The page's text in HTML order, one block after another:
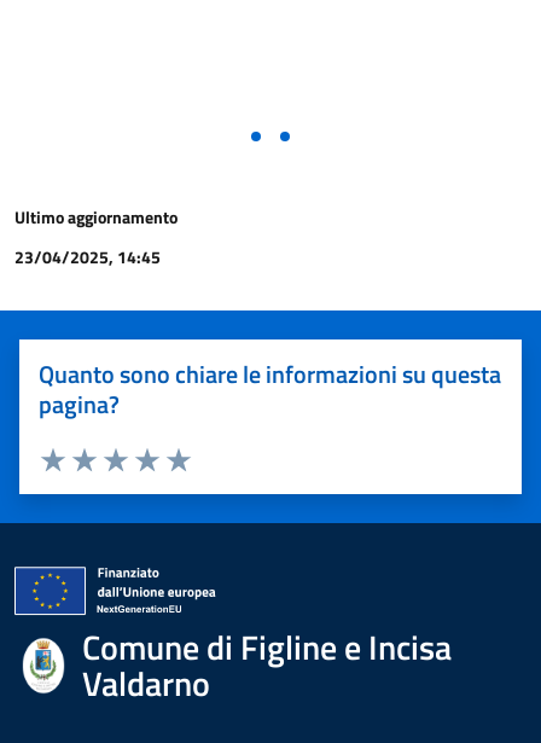
Ultimo aggiornamento
23/04/2025, 14:45
Quanto sono chiare le informazioni su questa
pagina?
Valuta 5 stelle su 5
Valuta 4 stelle su 5
Valuta 3 stelle su 5
Valuta 2 stelle su 5
Valuta 1 stelle su 5
Comune di Figline e Incisa
Valdarno